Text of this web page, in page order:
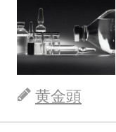
黄金頭